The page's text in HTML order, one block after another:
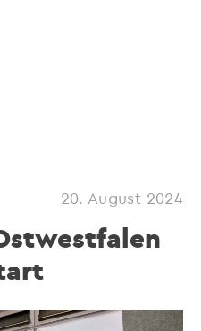
20. August 2024